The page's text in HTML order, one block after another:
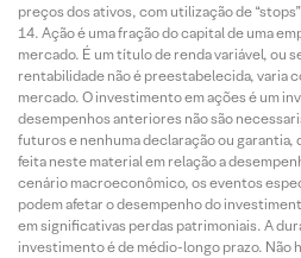
preços dos ativos, com utilização de
Ação é uma fração do capital de uma
mercado. É um título de renda variável, ou
rentabilidade não é preestabelecida, varia
mercado. O investimento em ações é um
desempenhos anteriores não são
futuros e nenhuma declaração ou garantia,
feita neste material em relação a
cenário macroeconômico, os eventos
podem afetar o desempenho do
em significativas perdas patrimoniais. A
investimento é de médio-longo prazo. Não